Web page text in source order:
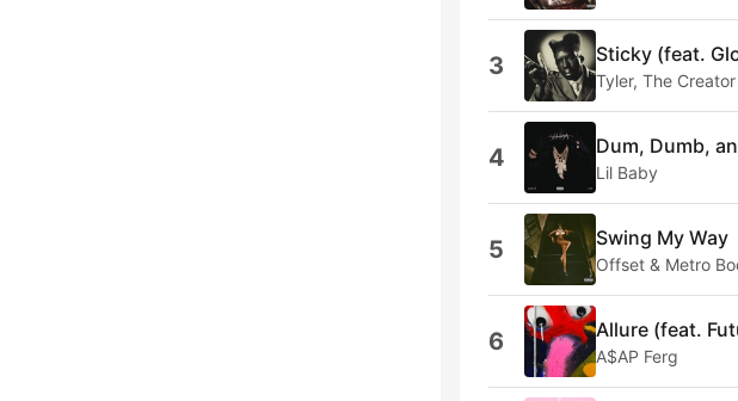
3 Sticky (feat.
Tyler, The Creator
4 Dum, Dumb,
Lil Baby
5 Swing My Way
Offset & Metro
6 Allure (feat.
A$AP Ferg